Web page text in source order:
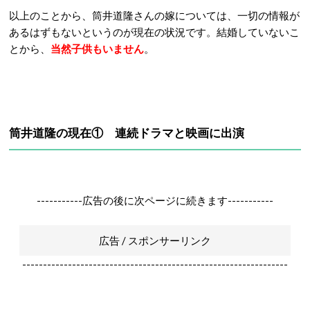
以上のことから、筒井道隆さんの嫁については、一切の情報が
あるはずもないというのが現在の状況です。結婚していないこ
とから、 当然子供もいません。
筒井道隆の現在① 連続ドラマと映画に出演
-----------広告の後に次ページに続きます-----------
広告 / スポンサーリンク
----------------------------------------------------------------